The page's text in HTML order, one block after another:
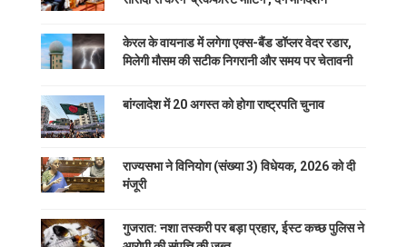
केरल के वायनाड में लगेगा एक्स-बैंड डॉप्लर वेदर रडार,
मिलेगी मौसम की सटीक निगरानी और समय पर चेतावनी
बांग्लादेश में 20 अगस्त को होगा राष्ट्रपति चुनाव
राज्यसभा ने विनियोग (संख्या 3) विधेयक, 2026 को दी
मंजूरी
गुजरात: नशा तस्करी पर बड़ा प्रहार, ईस्ट कच्छ पुलिस ने